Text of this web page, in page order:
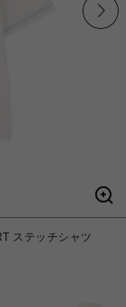
ステッチシャツ